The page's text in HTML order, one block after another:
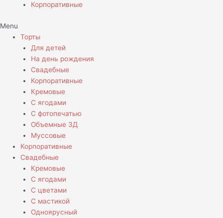
Корпоративные
Menu
Торты
Для детей
На день рождения
Свадебные
Корпоративные
Кремовые
С ягодами
С фотопечатью
Объемные 3Д
Муссовые
Корпоративные
Свадебные
Кремовые
С ягодами
С цветами
С мастикой
Одноярусный